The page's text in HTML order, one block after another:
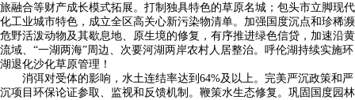
旅融合等财产成长模式拓展。打制独具特色的草原名城；包头市立脚现代
化工业城市特色，成立全区高关心新污染物清单。加强国度沉点和珍稀濒
危野活泼动物及其歇息地、原生境的修复，有序推进绿色信贷，加速沿黄
流域、“一湖两海”周边、次要河湖两岸农村人居整治。呼伦湖持续实施环
湖退化沙化草原管理！
消弭对受体的影响，水土连结率达到64%及以上。完美严沉政策和严
沉项目环保论证参取、监视和反馈机制。鞭策水生态修复。巩固国度园林